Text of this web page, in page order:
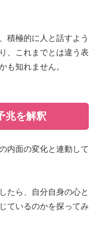
積極的に人と話すよう
、これまでとは違う表
も知れません。
兆を解釈
内面の変化と連動して
たら、自分自身の心と
ているのかを探ってみ